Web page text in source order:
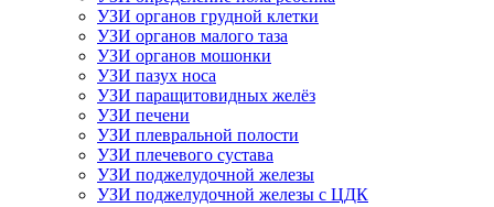
УЗИ органов грудной клетки
УЗИ органов малого таза
УЗИ органов мошонки
УЗИ пазух носа
УЗИ паращитовидных желёз
УЗИ печени
УЗИ плевральной полости
УЗИ плечевого сустава
УЗИ поджелудочной железы
УЗИ поджелудочной железы с ЦДК